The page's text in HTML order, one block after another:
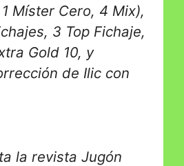
Míster Cero, 4 Mix),
3 Top Fichaje,
Gold 10, y
de Ilic con
la revista Jugón